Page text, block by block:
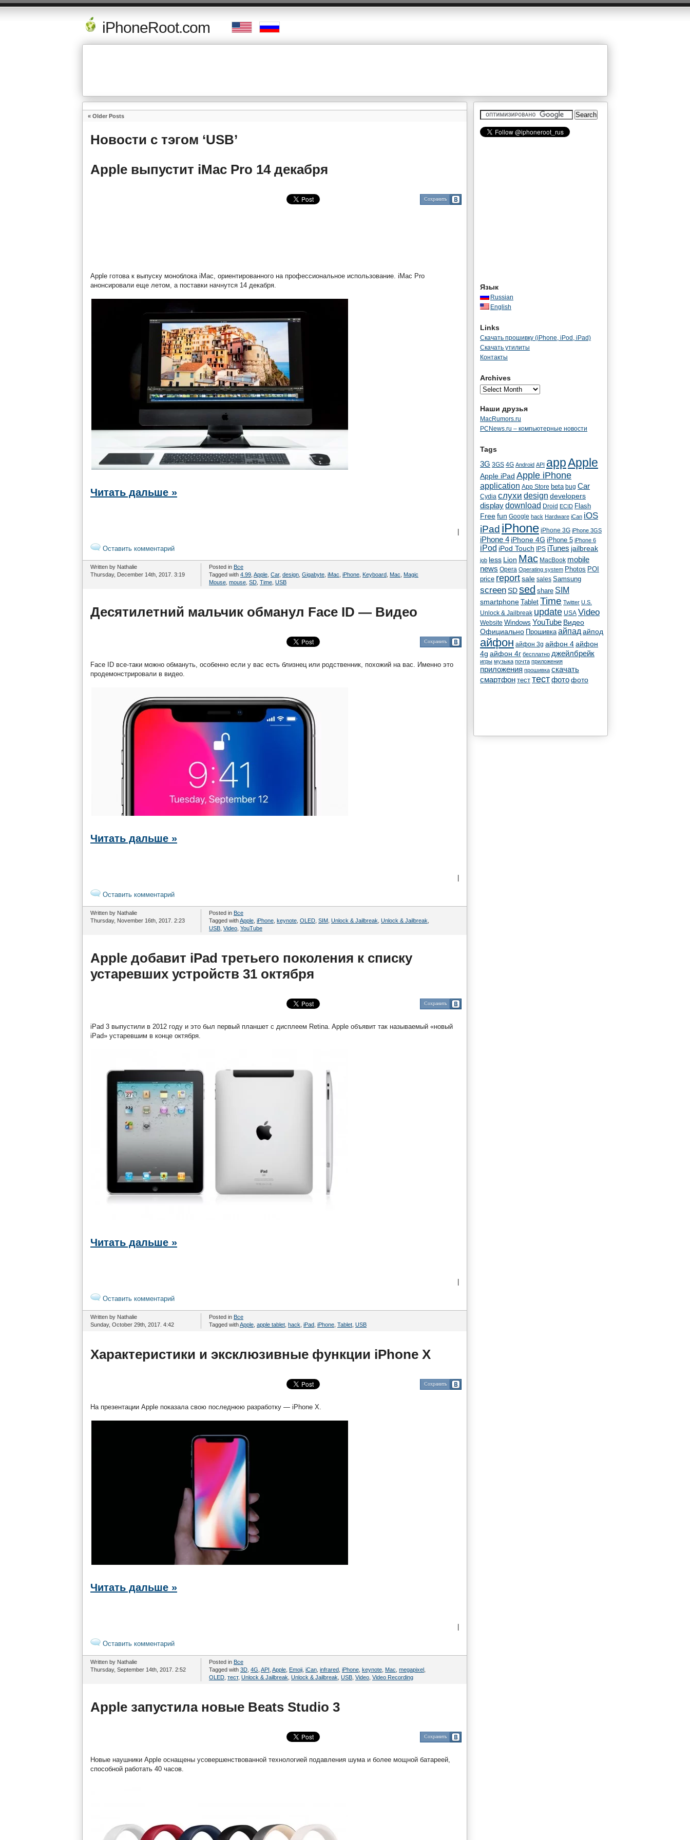
iPhoneRoot.com
« Older Posts
Новости с тэгом ‘USB’
Apple выпустит iMac Pro 14 декабря
Сохранить
Apple готова к выпуску моноблока iMac, ориентированного на профессиональное использование. iMac Pro
анонсировали еще летом, а поставки начнутся 14 декабря.
Читать дальше »
Оставить комментарий
Written by Nathalie
Thursday, December 14th, 2017. 3:19
Posted in Все
Tagged with 4.99 Apple Car, design Gigabyte iMac iPhone Keyboard Mac
Magic
Mouse mouse SD Time USB
Десятилетний мальчик обманул Face ID — Видео
Сохранить
Face ID все-таки можно обмануть, особенно если у вас есть близнец или родственник, похожий на вас. Именно это
продемонстрировали в видео.
Читать дальше »
Оставить комментарий
Written by Nathalie
Thursday, November 16th, 2017. 2:23
Posted in Все
Tagged withApple iPhone keynote OLED SIM Unlock & Jailbreak Unlock & Jailbreak
USB Video YouTube
Apple добавит iPad третьего поколения к списку
устаревших устройств 31 октября
Сохранить
iPad 3 выпустили в 2012 году и это был первый планшет с дисплеем Retina. Apple объявит так называемый «новый
iPad» устаревшим в конце октября.
Читать дальше »
Оставить комментарий
Written by Nathalie
Sunday, October 29th, 2017. 4:42
Posted in Все
Tagged withApple apple tablet hack iPad iPhone Tablet USB
Характеристики и эксклюзивные функции iPhone X
Сохранить
На презентации Apple показала свою последнюю разработку — iPhone Х.
Читать дальше »
Оставить комментарий
Written by Nathalie
Thursday, September 14th, 2017. 2:52
Posted in Все
Tagged with 3D 4G API Apple Emoji iCan infrared iPhone keynote Mac megapixel
OLED тест, Unlock & Jailbreak Unlock & Jailbreak USB Video Video Recording
Apple запустила новые Beats Studio 3
Сохранить
Новые наушники Apple оснащены усовершенствованной технологией подавления шума и более мощной батареей,
способной работать 40 часов.
Язык
Russian
English
Links
Скачать прошивку (iPhone, iPod, iPad)
Скачать утилиты
Контакты
Archives
Наши друзья
MacRumors.ru
PCNews.ru – компьютерные новости
Tags
3G 3GS 4G Android API appApple
Apple iPad Apple iPhone
application App Store beta bug Car
Cydia cлухи design developers
displaydownload Droid ECID Flash
Free fun Google hack Hardware iCan iOS
iPad iPhone iPhone 3G iPhone 3GS
iPhone 4 iPhone 4G iPhone 5 iPhone 6
iPod iPod Touch IPS iTunes jailbreak
job less Lion Mac MacBook mobile
news Opera Operating system Photos POI
price reportsale sales Samsung
screen SD sed share SIM
smartphone Tablet Time Twitter U.S.
Unlock & Jailbreak update USA Video
Website Windows YouTube Видео
Официально
Прошивка айпад айпод
айфон айфон 3g айфон 4айфон
4g айфон 4г бесплатно джейлбрейк
игры музыка почта приложения
приложения прошивка скачать
смартфон тест тестфото фото